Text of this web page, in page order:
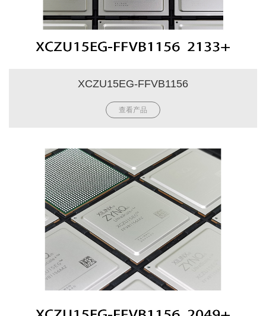
XCZU15EG-FFVB1156
查看产品